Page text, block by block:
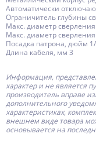
Автоматически
Ограничитель глубины
Макс. диаметр
Макс. диаметр
Посадка патрона, дюйм
Длина кабеля, мм 3
Информация,
характер и не является
производитель вправе
дополнительного
характеристиках,
внешнем виде товара
основывается на